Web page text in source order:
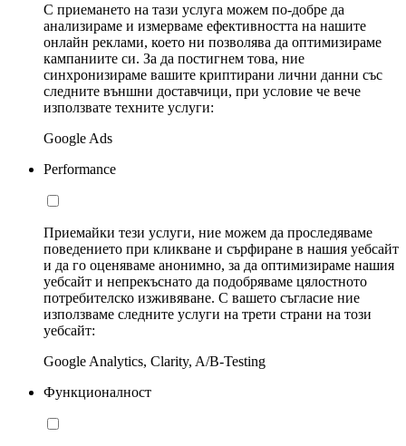
С приемането на тази услуга можем по-добре да
анализираме и измерваме ефективността на нашите
онлайн реклами, което ни позволява да оптимизираме
кампаниите си. За да постигнем това, ние
синхронизираме вашите криптирани лични данни със
следните външни доставчици, при условие че вече
използвате техните услуги:
Google Ads
Performance
Приемайки тези услуги, ние можем да проследяваме
поведението при кликване и сърфиране в нашия уебсайт
и да го оценяваме анонимно, за да оптимизираме нашия
уебсайт и непрекъснато да подобряваме цялостното
потребителско изживяване. С вашето съгласие ние
използваме следните услуги на трети страни на този
уебсайт:
Google Analytics, Clarity, A/B-Testing
Функционалност